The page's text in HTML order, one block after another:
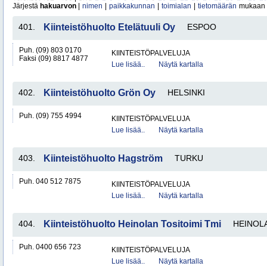
Järjestä hakuarvon nimen paikkakunnan toimialan tietomäärän mukaan
401. Kiinteistöhuolto Etelätuuli Oy ESPOO
Puh. (09) 803 0170
Faksi (09) 8817 4877
KIINTEISTÖPALVELUJA
Lue lisää..
Näytä kartalla
402. Kiinteistöhuolto Grön Oy HELSINKI
Puh. (09) 755 4994
KIINTEISTÖPALVELUJA
Lue lisää..
Näytä kartalla
403. Kiinteistöhuolto Hagström TURKU
Puh. 040 512 7875
KIINTEISTÖPALVELUJA
Lue lisää..
Näytä kartalla
404. Kiinteistöhuolto Heinolan Tositoimi Tmi
Puh. 0400 656 723
KIINTEISTÖPALVELUJA
Lue lisää..
Näytä kartalla